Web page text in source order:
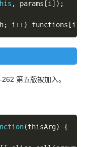
, params [i ] ) ;
; i++) functions [i
第五版被加入。
(thisArg)
{